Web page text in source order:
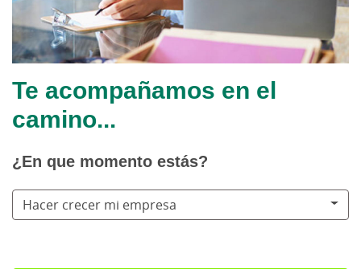
Te acompañamos en el
camino...
¿En que momento estás?
Hacer crecer mi empresa